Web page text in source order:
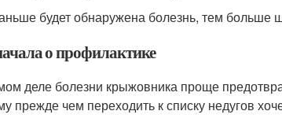
будет обнаружена болезнь, тем больше
о профилактике
деле болезни крыжовника проще
прежде чем переходить к списку недугов